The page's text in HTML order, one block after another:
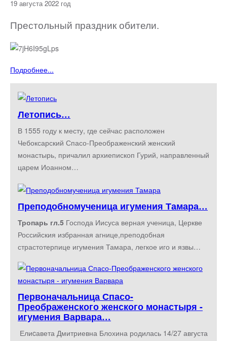
19 августа 2022 год
Престольный праздник обители.
Подробнее...
Летопись…
В 1555 году к месту, где сейчас расположен
Чебоксарский Спасо-Преображенский женский
монастырь, причалил архиепископ Гурий, направленный
царем Иоанном…
Преподобномученица игумения Тамара…
Тропарь гл.5 Господа Иисуса верная ученица, Церкве
Российския избранная агнице,преподобная
страстотерпице игумения Тамара, легкое иго и язвы…
Первоначальница Спасо-
Преображенского женского монастыря -
игумения Варвара…
Елиcавета Дмитриевна Блохина родилась 14/27 августа